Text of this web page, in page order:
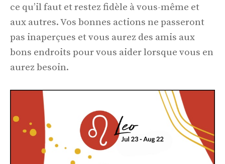
ce qu’il faut et restez fidèle à vous-même et
aux autres. Vos bonnes actions ne passeront
pas inaperçues et vous aurez des amis aux
bons endroits pour vous aider lorsque vous en
aurez besoin.